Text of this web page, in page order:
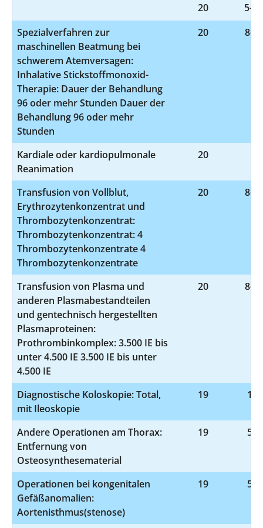
20
5-
Spezialverfahren zur
maschinellen Beatmung bei
schwerem Atemversagen:
Inhalative Stickstoffmonoxid-
Therapie: Dauer der Behandlung
96 oder mehr Stunden Dauer der
Behandlung 96 oder mehr
Stunden
20 8-
Kardiale oder kardiopulmonale
Reanimation
20
Transfusion von Vollblut,
Erythrozytenkonzentrat und
Thrombozytenkonzentrat:
Thrombozytenkonzentrat: 4
Thrombozytenkonzentrate 4
Thrombozytenkonzentrate
20 8-
Transfusion von Plasma und
anderen Plasmabestandteilen
und gentechnisch hergestellten
Plasmaproteinen:
Prothrombinkomplex: 3.500 IE bis
unter 4.500 IE 3.500 IE bis unter
4.500 IE
20 8-
Diagnostische Koloskopie: Total,
mit Ileoskopie
19 1-
Andere Operationen am Thorax:
Entfernung von
Osteosynthesematerial
19 5-
Operationen bei kongenitalen
Gefäßanomalien:
Aortenisthmus(stenose)
19 5-